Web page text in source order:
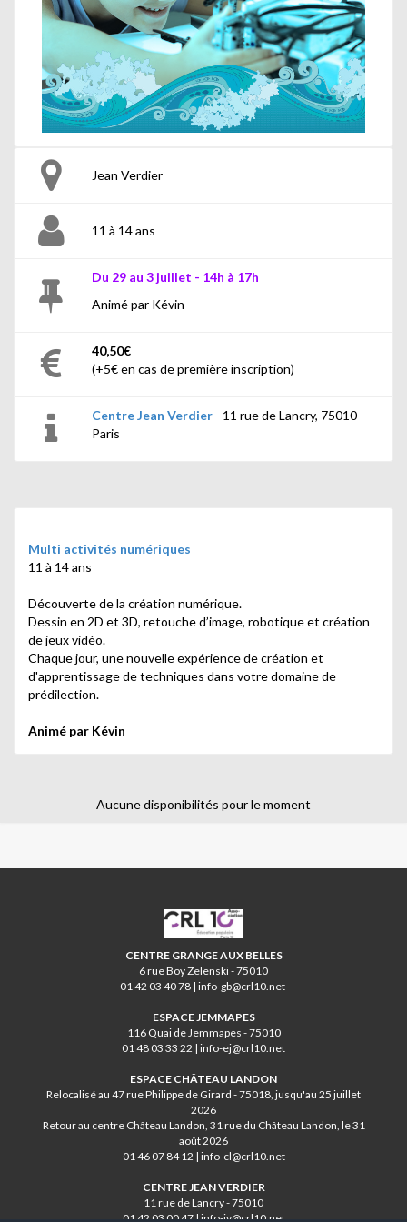
Jean Verdier
11 à 14 ans
Du 29 au 3 juillet - 14h à 17h
Animé par Kévin
40,50€
(+5€ en cas de première inscription)
Centre Jean Verdier - 11 rue de Lancry, 75010
Paris
Multi activités numériques
11 à 14 ans
Découverte de la création numérique.
Dessin en 2D et 3D, retouche d’image, robotique et création
de jeux vidéo.
Chaque jour, une nouvelle expérience de création et
d'apprentissage de techniques dans votre domaine de
prédilection.
Animé par Kévin
Aucune disponibilités pour le moment
CRL10
CENTRE GRANGE AUX BELLES
6 rue Boy Zelenski - 75010
01 42 03 40 78 | info-gb@crl10.net
ESPACE JEMMAPES
116 Quai de Jemmapes - 75010
01 48 03 33 22 | info-ej@crl10.net
ESPACE CHÂTEAU LANDON
Relocalisé au 47 rue Philippe de Girard - 75018, jusqu'au 25 juillet
2026
Retour au centre Château Landon, 31 rue du Château Landon, le 31
août 2026
01 46 07 84 12 | info-cl@crl10.net
CENTRE JEAN VERDIER
11 rue de Lancry - 75010
01 42 03 00 47 | info-jv@crl10.net